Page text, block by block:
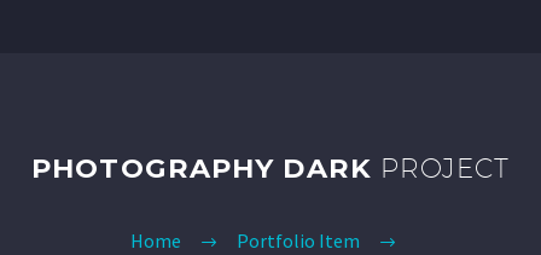
PHOTOGRAPHY DARK PROJECT
Home
Portfolio Item